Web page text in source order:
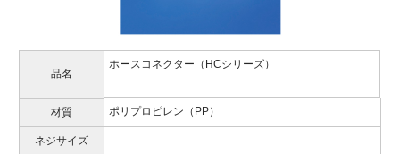
品名
ホースコネクター（HCシリーズ）
材質 ポリプロピレン（PP）
ネジサイズ